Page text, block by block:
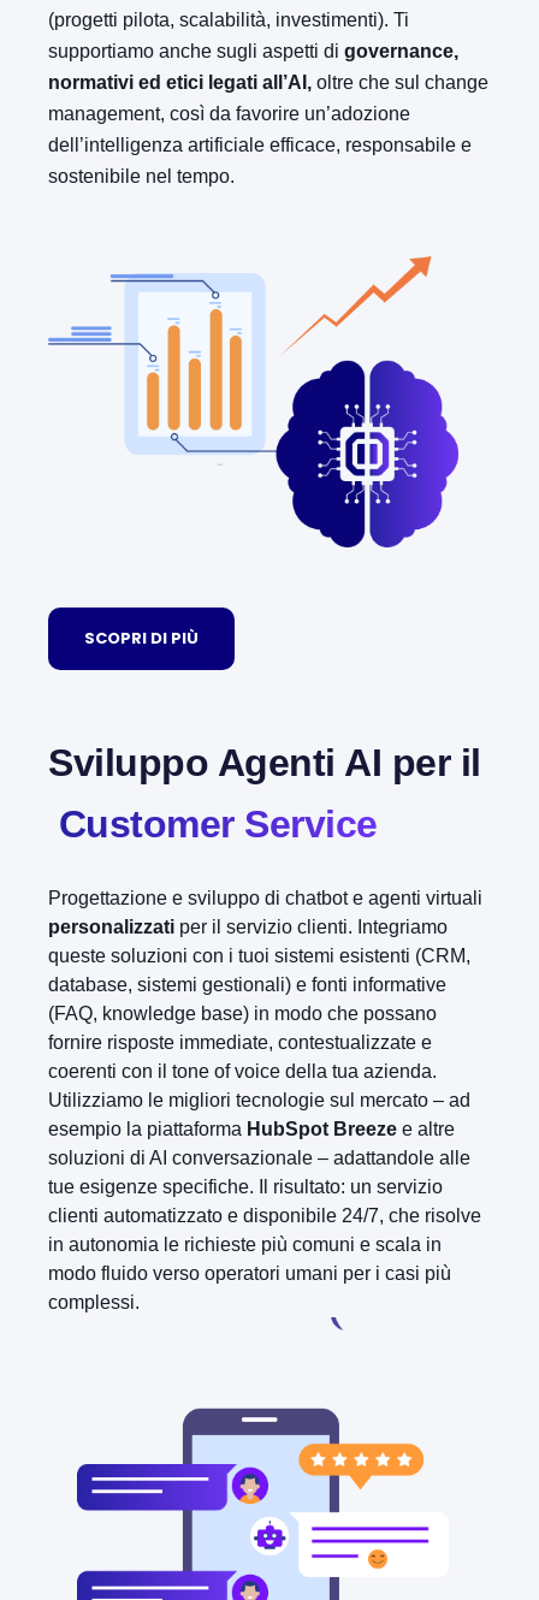
(progetti pilota, scalabilità, investimenti). Ti
supportiamo anche sugli aspetti di governance,
normativi ed etici legati all’AI, oltre che sul change
management, così da favorire un’adozione
dell’intelligenza artificiale efficace, responsabile e
sostenibile nel tempo.
SCOPRI DI PIÙ
Sviluppo Agenti AI per il
Customer Service
Progettazione e sviluppo di chatbot e agenti virtuali
personalizzati per il servizio clienti. Integriamo
queste soluzioni con i tuoi sistemi esistenti (CRM,
database, sistemi gestionali) e fonti informative
(FAQ, knowledge base) in modo che possano
fornire risposte immediate, contestualizzate e
coerenti con il tone of voice della tua azienda.
Utilizziamo le migliori tecnologie sul mercato – ad
esempio la piattaforma HubSpot Breeze e altre
soluzioni di AI conversazionale – adattandole alle
tue esigenze specifiche. Il risultato: un servizio
clienti automatizzato e disponibile 24/7, che risolve
in autonomia le richieste più comuni e scala in
modo fluido verso operatori umani per i casi più
complessi.